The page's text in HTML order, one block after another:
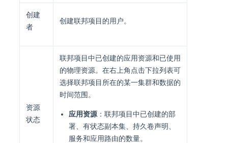
创建
者
创建联邦项目的用户。
资源
状态
联邦项目中已创建的应用资源和已使用
的物理资源。在右上角点击下拉列表可
选择联邦项目所在的某一集群和数据的
时间范围。
应用资源：联邦项目中已创建的部
署、有状态副本集、持久卷声明、
服务和应用路由的数量。